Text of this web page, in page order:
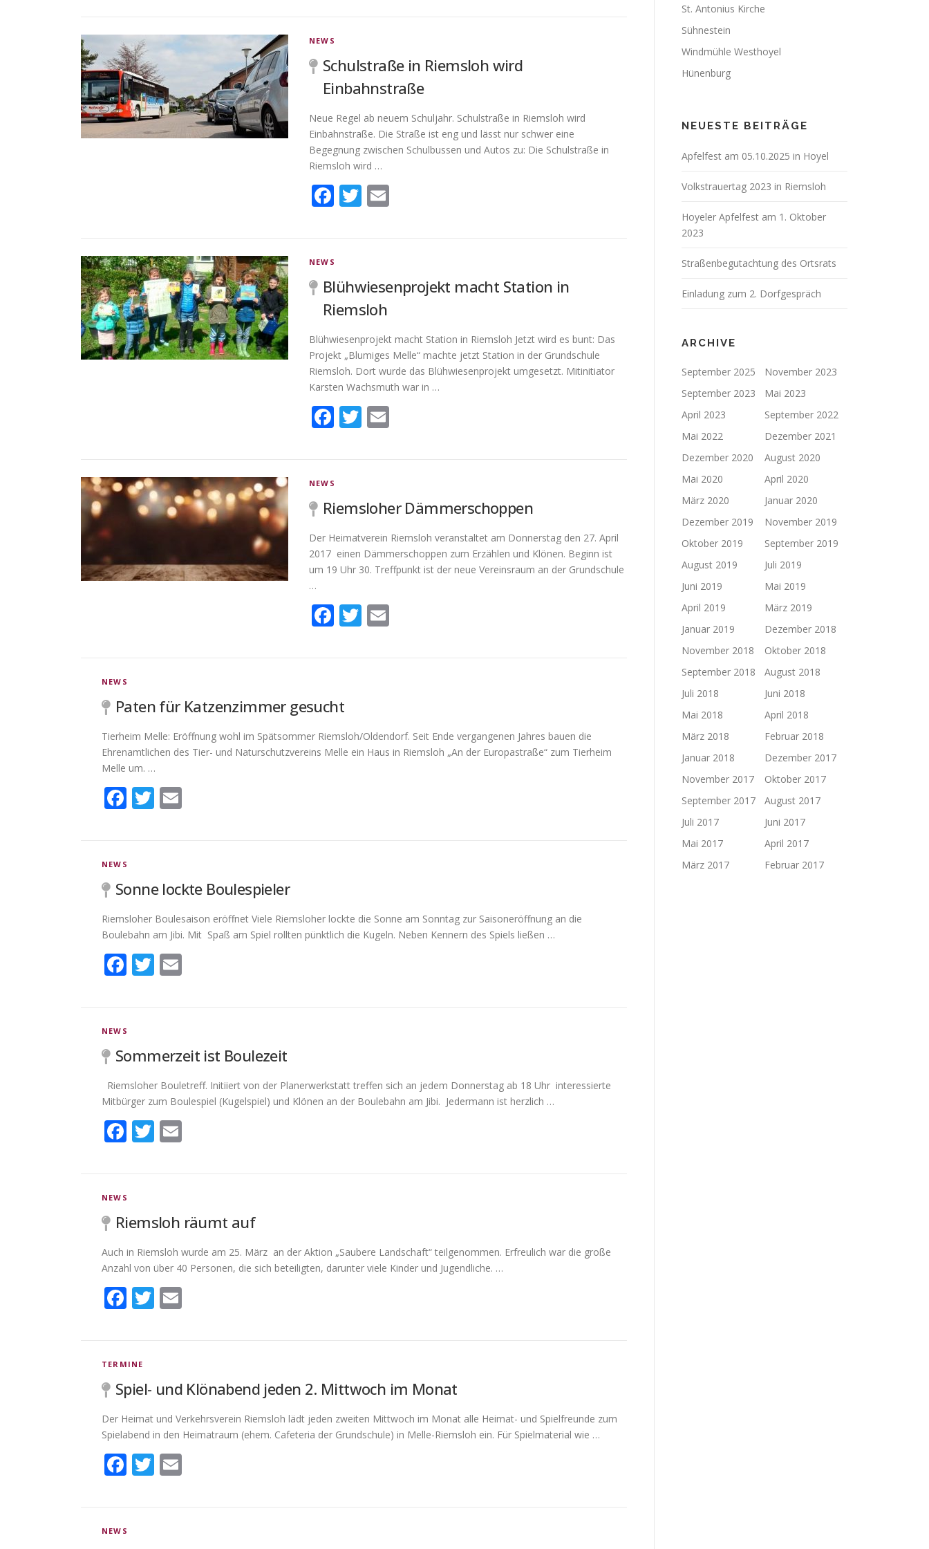
NEWS
Schulstraße in Riemsloh wird
Einbahnstraße
Neue Regel ab neuem Schuljahr. Schulstraße in Riemsloh wird
Einbahnstraße. Die Straße ist eng und lässt nur schwer eine
Begegnung zwischen Schulbussen und Autos zu: Die Schulstraße in
Riemsloh wird …
Facebook
Twitter
NEWS
Blühwiesenprojekt macht Station in
Riemsloh
Blühwiesenprojekt macht Station in Riemsloh Jetzt wird es bunt: Das
Projekt „Blumiges Melle“ machte jetzt Station in der Grundschule
Riemsloh. Dort wurde das Blühwiesenprojekt umgesetzt. Mitinitiator
Karsten Wachsmuth war in …
Facebook
Twitter
NEWS
Riemsloher Dämmerschoppen
Der Heimatverein Riemsloh veranstaltet am Donnerstag den 27. April
2017 einen Dämmerschoppen zum Erzählen und Klönen. Beginn ist
um 19 Uhr 30. Treffpunkt ist der neue Vereinsraum an der Grundschule
…
Facebook
Twitter
NEWS
Paten für Katzenzimmer gesucht
Tierheim Melle: Eröffnung wohl im Spätsommer Riemsloh/Oldendorf. Seit Ende vergangenen Jahres bauen die
Ehrenamtlichen des Tier- und Naturschutzvereins Melle ein Haus in Riemsloh „An der Europastraße“ zum Tierheim
Melle um. …
Facebook
Twitter
NEWS
Sonne lockte Boulespieler
Riemsloher Boulesaison eröffnet Viele Riemsloher lockte die Sonne am Sonntag zur Saisoneröffnung an die
Boulebahn am Jibi. Mit Spaß am Spiel rollten pünktlich die Kugeln. Neben Kennern des Spiels ließen …
Facebook
Twitter
NEWS
Sommerzeit ist Boulezeit
Riemsloher Bouletreff. Initiiert von der Planerwerkstatt treffen sich an jedem Donnerstag ab 18 Uhr interessierte
Mitbürger zum Boulespiel (Kugelspiel) und Klönen an der Boulebahn am Jibi. Jedermann ist herzlich …
Facebook
Twitter
NEWS
Riemsloh räumt auf
Auch in Riemsloh wurde am 25. März an der Aktion „Saubere Landschaft“ teilgenommen. Erfreulich war die große
Anzahl von über 40 Personen, die sich beteiligten, darunter viele Kinder und Jugendliche. …
Facebook
Twitter
TERMINE
Spiel- und Klönabend jeden 2. Mittwoch im Monat
Der Heimat und Verkehrsverein Riemsloh lädt jeden zweiten Mittwoch im Monat alle Heimat- und Spielfreunde zum
Spielabend in den Heimatraum (ehem. Cafeteria der Grundschule) in Melle-Riemsloh ein. Für Spielmaterial wie …
Facebook
Twitter
NEWS
St. Antonius Kirche
Sühnestein
Windmühle Westhoyel
Hünenburg
NEUESTE BEITRÄGE
Apfelfest am 05.10.2025 in Hoyel
Volkstrauertag 2023 in Riemsloh
Hoyeler Apfelfest am 1. Oktober
2023
Straßenbegutachtung des Ortsrats
Einladung zum 2. Dorfgespräch
ARCHIVE
September 2025
November 2023
September 2023
Mai 2023
April 2023
September 2022
Mai 2022
Dezember 2021
Dezember 2020
August 2020
Mai 2020
April 2020
März 2020
Januar 2020
Dezember 2019
November 2019
Oktober 2019
September 2019
August 2019
Juli 2019
Juni 2019
Mai 2019
April 2019
März 2019
Januar 2019
Dezember 2018
November 2018
Oktober 2018
September 2018
August 2018
Juli 2018
Juni 2018
Mai 2018
April 2018
März 2018
Februar 2018
Januar 2018
Dezember 2017
November 2017
Oktober 2017
September 2017
August 2017
Juli 2017
Juni 2017
Mai 2017
April 2017
März 2017
Februar 2017